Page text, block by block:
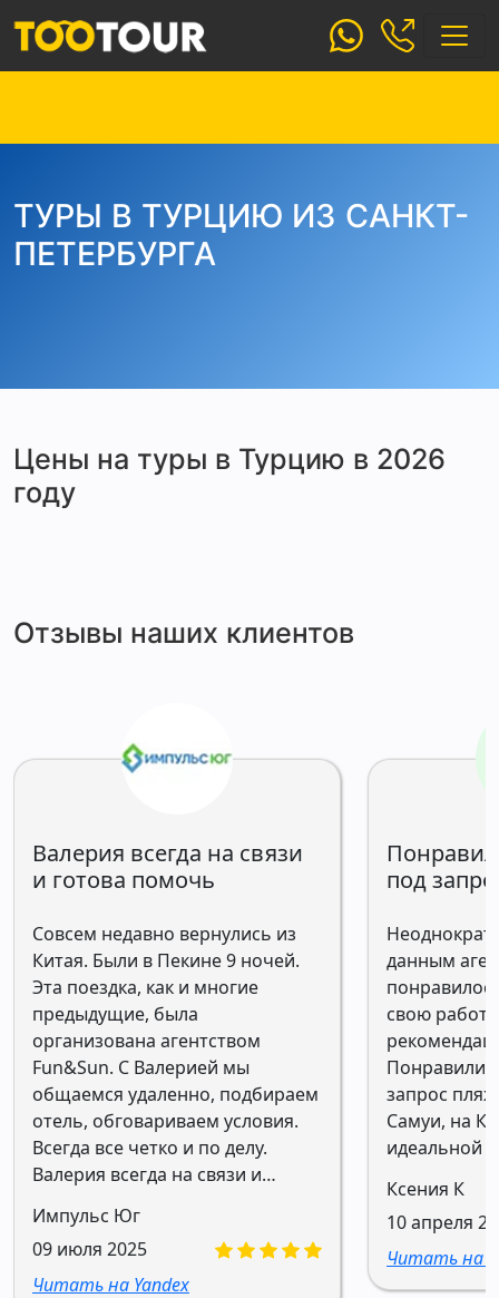
ТУРЫ В ТУРЦИЮ ИЗ САНКТ-
ПЕТЕРБУРГА
Цены на туры в Турцию в 2026
году
Отзывы наших клиентов
Валерия всегда на связи
и готова помочь
Совсем недавно вернулись из
Китая. Были в Пекине 9 ночей.
Эта поездка, как и многие
предыдущие, была
организована агентством
Fun&Sun. С Валерией мы
общаемся удаленно, подбираем
отель, обговариваем условия.
Всегда все четко и по делу.
Валерия всегда на связи и
агентство Fun&Sun за
организацию путешествий
нашей семьи без стрессов,
Импульс Юг
09 июля 2025
Читать на Yandex
под
данным
свою
запрос
Самуи, на
идеальной
Ксения К
10 апреля
Читать на